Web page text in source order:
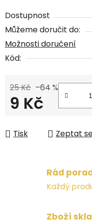
Dostupnost
Můžeme doručit do:
Možnosti doručení
Kód:
25 Kč –64 %
9 Kč
Tisk Zeptat
Rád
Každý
Zboží